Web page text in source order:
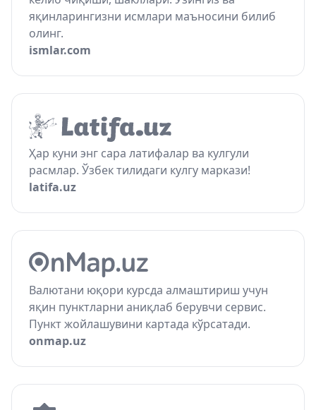
яқинларингизни исмлари маъносини билиб
олинг.
ismlar.com
Ҳар куни энг сара латифалар ва кулгули
расмлар. Ўзбек тилидаги кулгу маркази!
latifa.uz
Валютани юқори курсда алмаштириш учун
яқин пунктларни аниқлаб берувчи сервис.
Пункт жойлашувини картада кўрсатади.
onmap.uz